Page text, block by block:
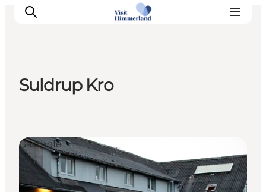
Städte und Orte
Das passiert
Reiseplanung
Praktische Informationen
Suldrup Kro
Gasthöfe